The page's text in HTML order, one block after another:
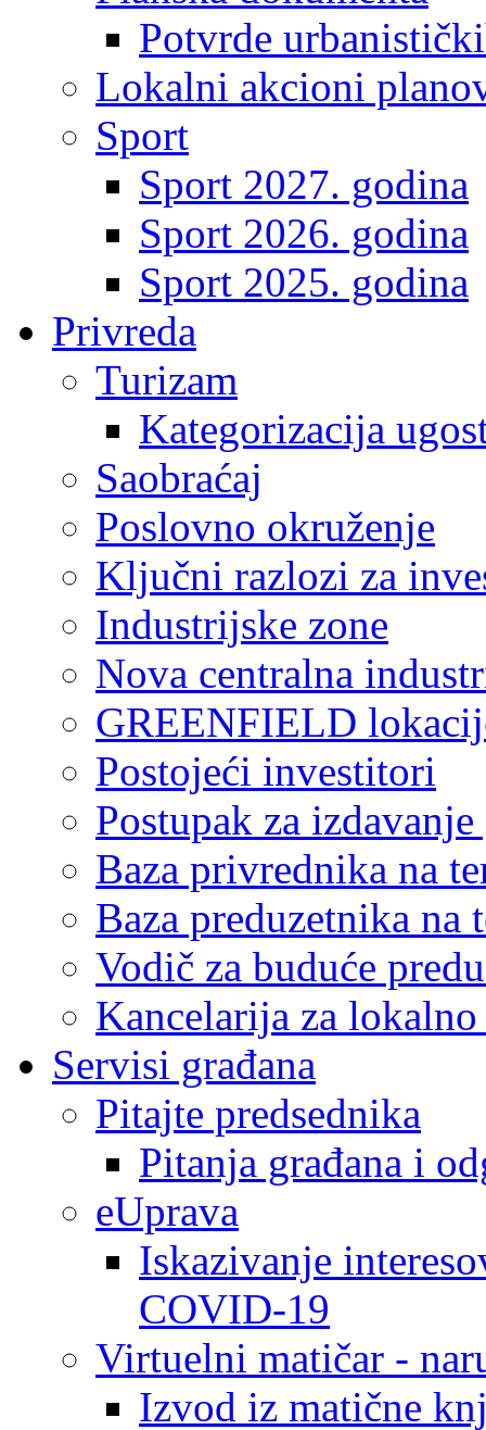
Potvrde
Lokalni akcioni
Sport
Sport 2027. godina
Sport 2026. godina
Sport 2025. godina
Privreda
Turizam
Kategorizacija
Saobraćaj
Poslovno okruženje
Ključni razlozi za
Industrijske zone
Nova centralna
GREENFIELD
Postojeći investitori
Postupak za
Baza privrednika na
Baza preduzetnika
Vodič za buduće
Kancelarija za
Servisi građana
Pitajte predsednika
Pitanja građana i
eUprava
Iskazivanje
COVID-19
Virtuelni matičar -
Izvod iz matične